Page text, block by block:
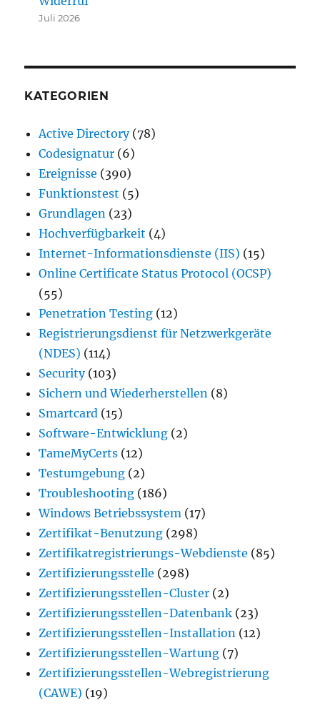
Juli 2026
KATEGORIEN
Active Directory(78)
Codesignatur (6)
Ereignisse (390)
Funktionstest (5)
Grundlagen (23)
Hochverfügbarkeit (4)
Internet-Informationsdienste (IIS) (15)
Online Certificate Status Protocol (OCSP)
(55)
Penetration Testing (12)
Registrierungsdienst für Netzwerkgeräte
(NDES) (114)
Security(103)
Sichern und Wiederherstellen (8)
Smartcard (15)
Software-Entwicklung (2)
TameMyCerts (12)
Testumgebung (2)
Troubleshooting (186)
Windows Betriebssystem (17)
Zertifikat-Benutzung (298)
Zertifikatregistrierungs-Webdienste (85)
Zertifizierungsstelle (298)
Zertifizierungsstellen-Cluster (2)
Zertifizierungsstellen-Datenbank (23)
Zertifizierungsstellen-Installation (12)
Zertifizierungsstellen-Wartung (7)
Zertifizierungsstellen-Webregistrierung
(CAWE) (19)